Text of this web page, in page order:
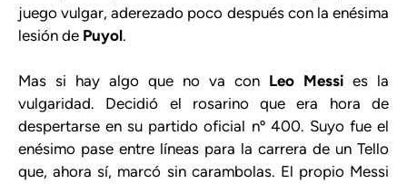
juego vulgar, aderezado poco después con la enésima
lesión de Puyol.
Mas si hay algo que no va con Leo Messi es la
vulgaridad. Decidió el rosarino que era hora de
despertarse en su partido oficial nº 400. Suyo fue el
enésimo pase entre líneas para la carrera de un Tello
que, ahora sí, marcó sin carambolas. El propio Messi